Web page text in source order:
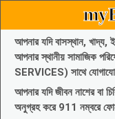
আপনার যদি বাসস্থান, খাদ্য,
আপনার স্থানীয় সামাজিক
SERVICES) সাথে
আপনার যদি জীবন নাশের বা
অনুগ্রহ করে 911 নম্বরে